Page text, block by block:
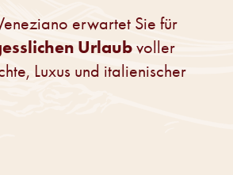
erwartet Sie für
Urlaubvoller
Luxus und italienischer